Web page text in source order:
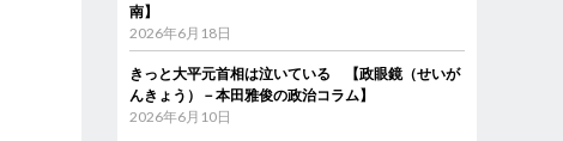
南】
2026年6月18日
きっと大平元首相は泣いている 【政眼鏡（せいが
んきょう）－本田雅俊の政治コラム】
2026年6月10日